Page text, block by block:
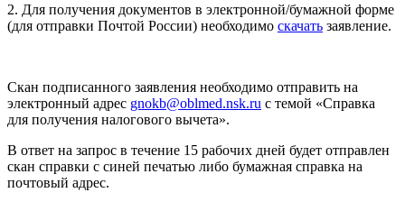
2. Для получения документов в электронной/бумажной форме
(для отправки Почтой России) необходимо скачать заявление.
Скан подписанного заявления необходимо отправить на
электронный адрес gnokb@oblmed.nsk.ru с темой «Справка
для получения налогового вычета».
В ответ на запрос в течение 15 рабочих дней будет отправлен
скан справки с синей печатью либо бумажная справка на
почтовый адрес.